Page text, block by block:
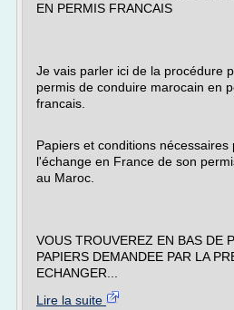
EN PERMIS FRANCAIS
Je vais parler ici de la procédure
permis de conduire marocain en
francais.
Papiers et conditions nécessaires
l'échange en France de son
au Maroc.
VOUS TROUVEREZ EN BAS DE
PAPIERS DEMANDEE PAR LA
ECHANGER...
Lire la suite